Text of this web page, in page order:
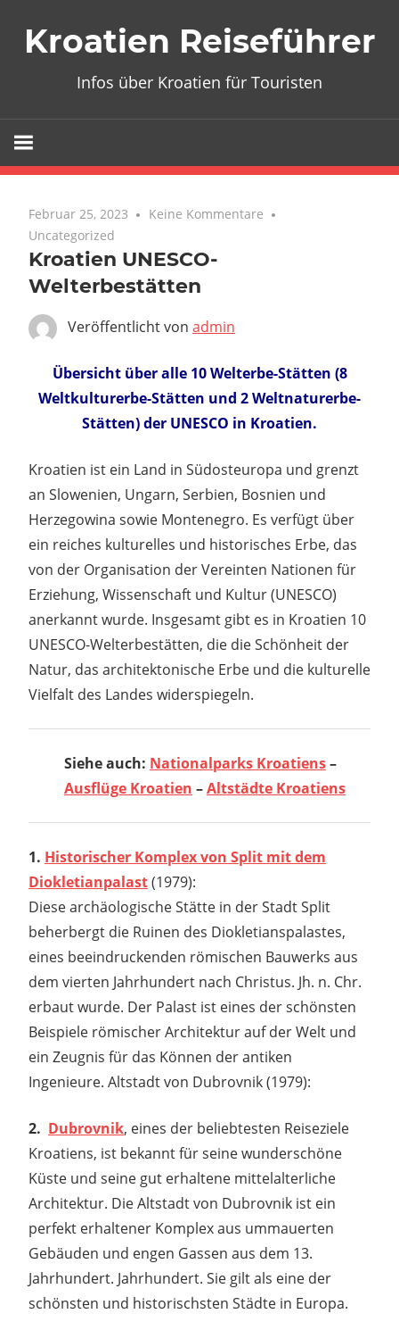
InhaltKroatien Reiseführer
Infos über Kroatien für Touristen
Februar 25, 2023
Keine Kommentare
Uncategorized
Kroatien UNESCO-
Welterbestätten
Veröffentlicht von admin
Übersicht über alle 10 Welterbe-Stätten (8
Weltkulturerbe-Stätten und 2 Weltnaturerbe-
Stätten) der UNESCO in Kroatien.
Kroatien ist ein Land in Südosteuropa und grenzt
an Slowenien, Ungarn, Serbien, Bosnien und
Herzegowina sowie Montenegro. Es verfügt über
ein reiches kulturelles und historisches Erbe, das
von der Organisation der Vereinten Nationen für
Erziehung, Wissenschaft und Kultur (UNESCO)
anerkannt wurde. Insgesamt gibt es in Kroatien 10
UNESCO-Welterbestätten, die die Schönheit der
Natur, das architektonische Erbe und die kulturelle
Vielfalt des Landes widerspiegeln.
Siehe auch: Nationalparks Kroatiens–
Ausflüge Kroatien –Altstädte Kroatiens
1. Historischer Komplex von Split mit dem
Diokletianpalast(1979):
Diese archäologische Stätte in der Stadt Split
beherbergt die Ruinen des Diokletianspalastes,
eines beeindruckenden römischen Bauwerks aus
dem vierten Jahrhundert nach Christus. Jh. n. Chr.
erbaut wurde. Der Palast ist eines der schönsten
Beispiele römischer Architektur auf der Welt und
ein Zeugnis für das Können der antiken
Ingenieure. Altstadt von Dubrovnik (1979):
2. Dubrovnik, eines der beliebtesten Reiseziele
Kroatiens, ist bekannt für seine wunderschöne
Küste und seine gut erhaltene mittelalterliche
Architektur. Die Altstadt von Dubrovnik ist ein
perfekt erhaltener Komplex aus ummauerten
Gebäuden und engen Gassen aus dem 13.
Jahrhundert. Jahrhundert. Sie gilt als eine der
schönsten und historischsten Städte in Europa.